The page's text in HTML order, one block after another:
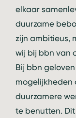
elkaar
duurzame
zijn ambitieus,
wij bij bbn van
Bij bbn
mogelijkheden
duurzamere
te benutten.